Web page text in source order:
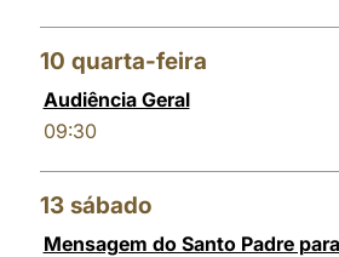
10 quarta-feira
Audiência Geral
09:30
13 sábado
Mensagem do Santo Padre